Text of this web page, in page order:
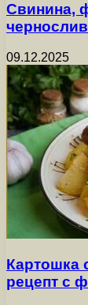
Свинина,
09.12.2025
Картошка
рецепт с